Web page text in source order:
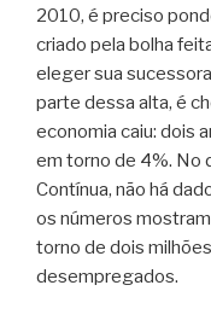
2010, é preciso
criado pela bolha
eleger sua
parte dessa alta, é
economia caiu: dois
em torno de 4%. No
Contínua, não há
os números
torno de dois
desempregados.